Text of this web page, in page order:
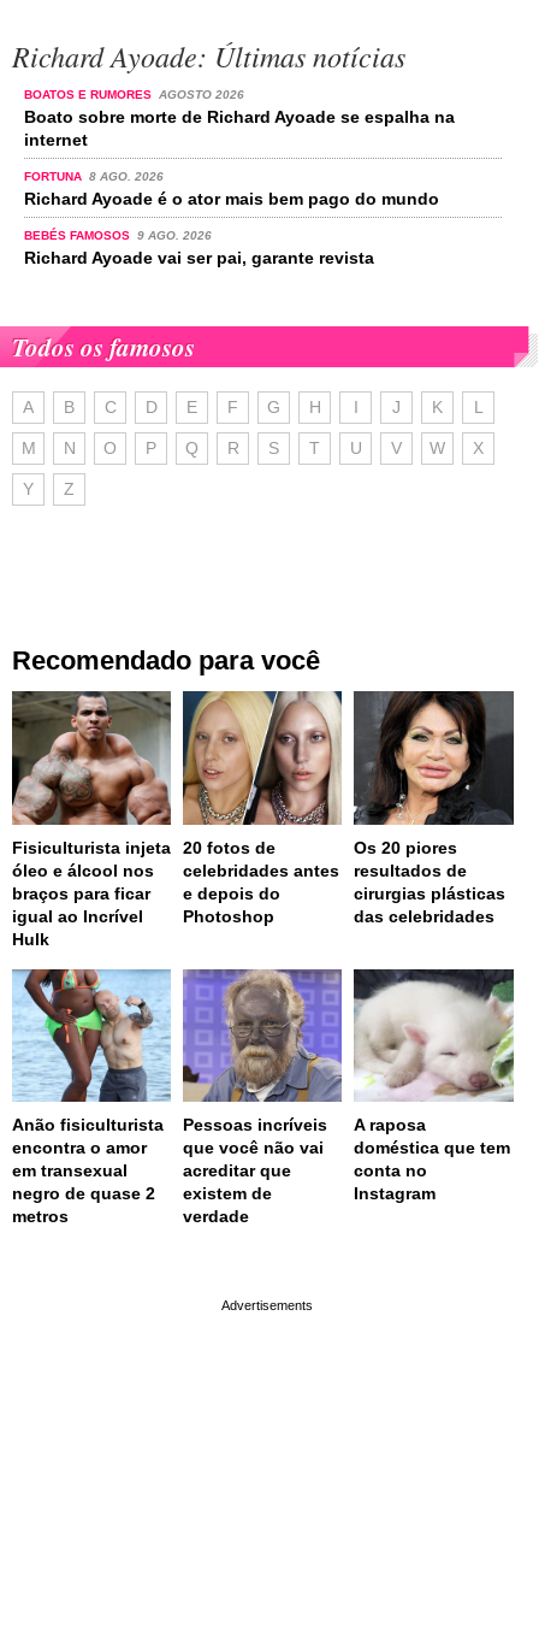
Richard Ayoade: Últimas notícias
BOATOS E RUMORES AGOSTO 2026
Boato sobre morte de Richard Ayoade se espalha na
internet
FORTUNA 8 AGO. 2026
Richard Ayoade é o ator mais bem pago do mundo
BEBÉS FAMOSOS 9 AGO. 2026
Richard Ayoade vai ser pai, garante revista
Todos os famosos
A B C D E F G H I J K L
M N O P Q R S T U V W X
Y Z
Recomendado para você
Fisiculturista injeta
óleo e álcool nos
braços para ficar
igual ao Incrível
Hulk
20 fotos de
celebridades antes
e depois do
Photoshop
Os 20 piores
resultados de
cirurgias plásticas
das celebridades
Anão fisiculturista
encontra o amor
em transexual
negro de quase 2
metros
Pessoas incríveis
que você não vai
acreditar que
existem de
verdade
A raposa
doméstica que tem
conta no
Instagram